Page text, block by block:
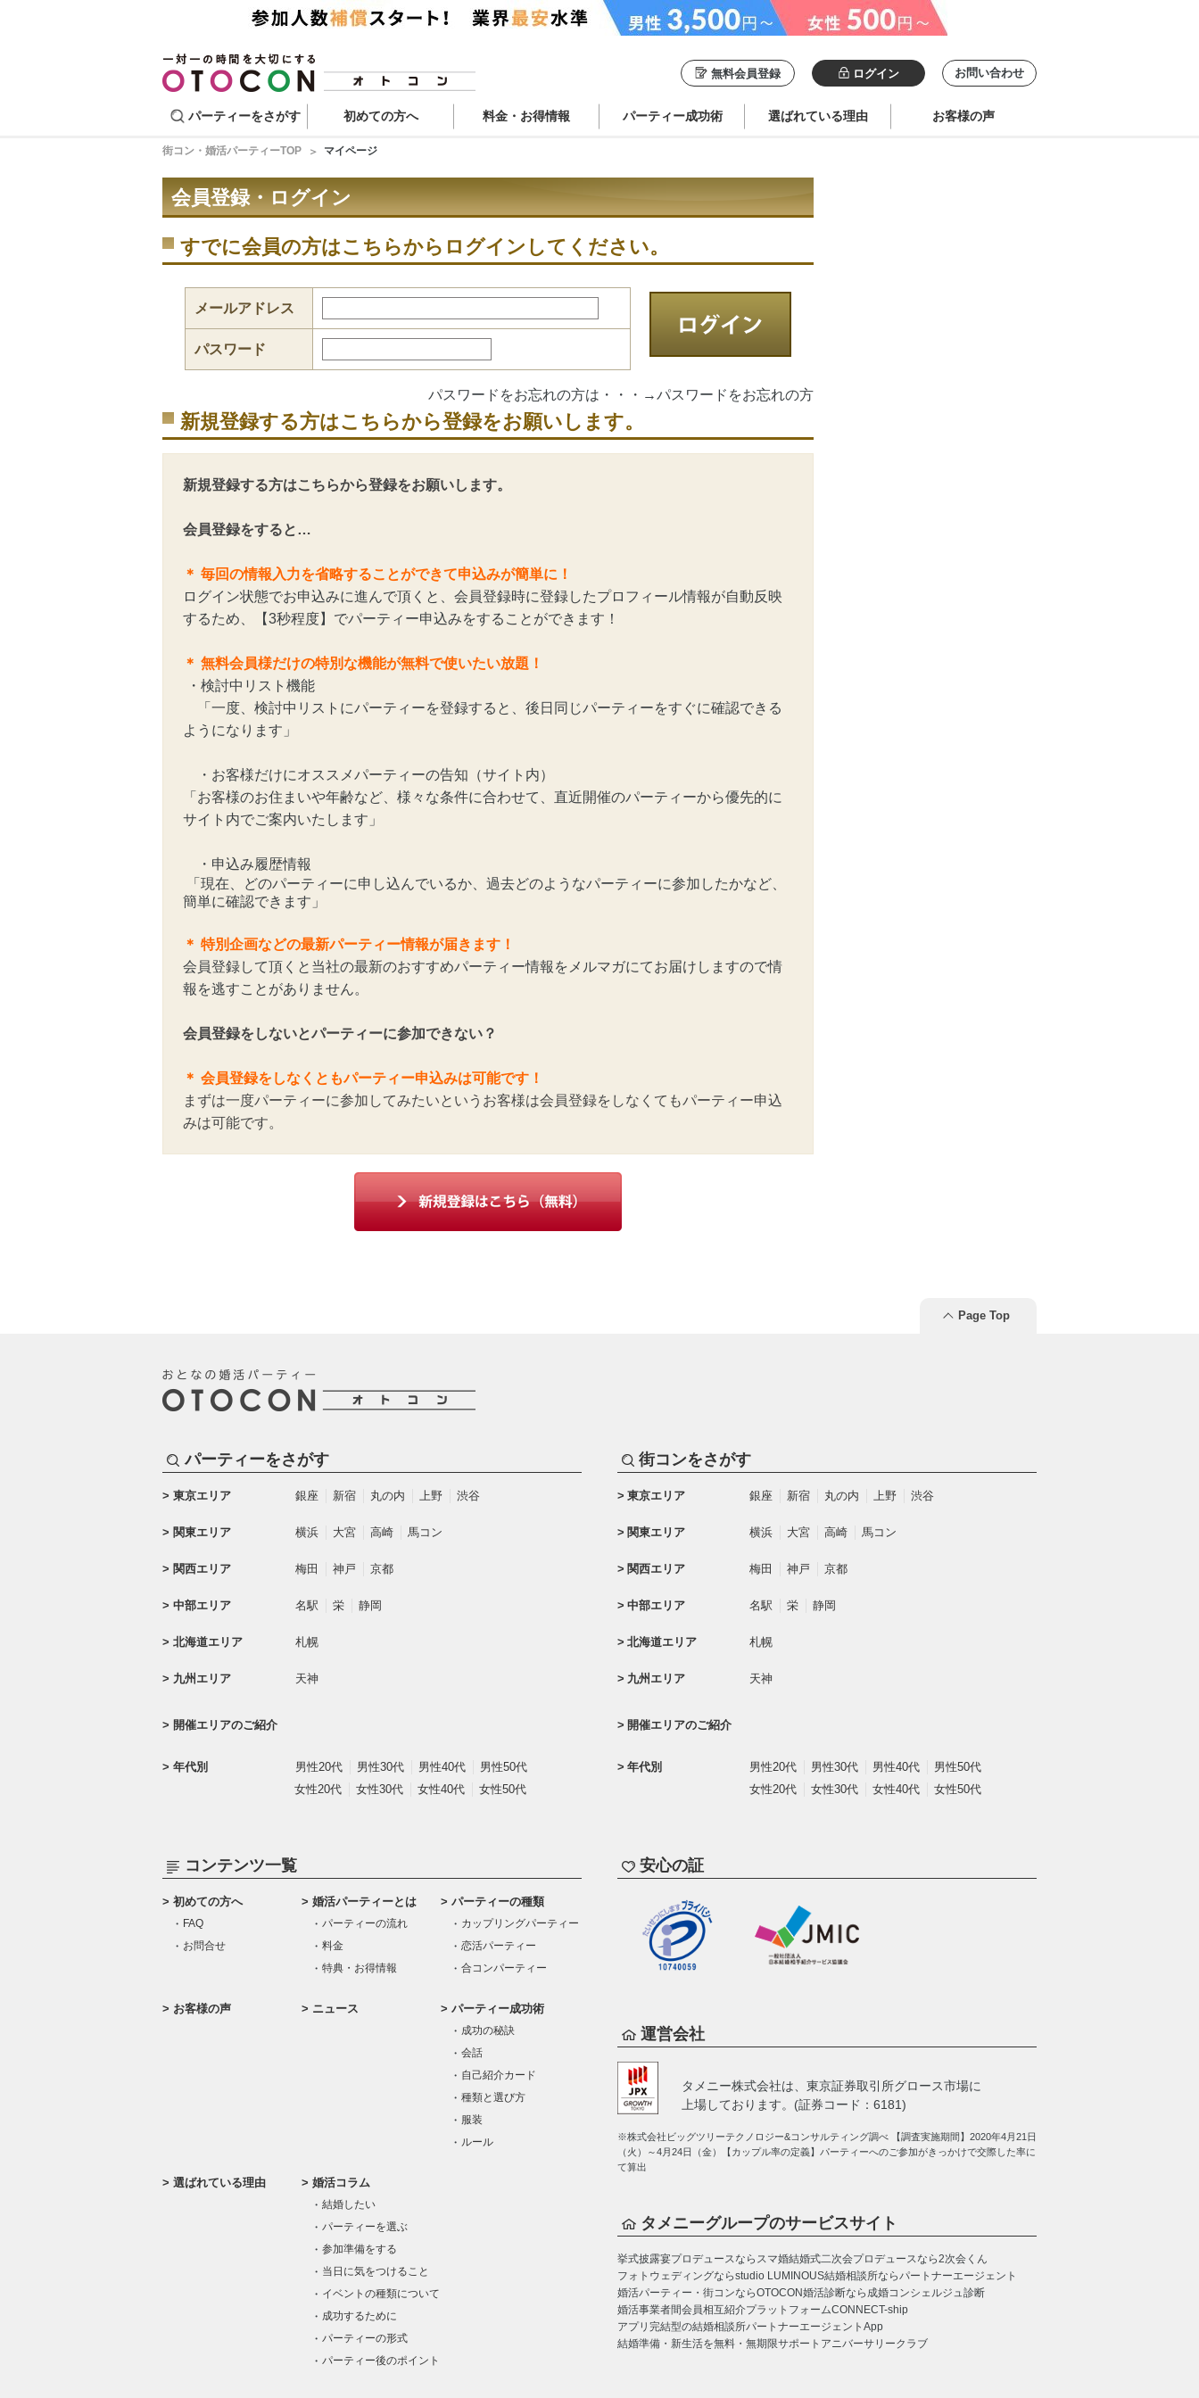
無料会員登録 ログイン お問い合わせ
パーティーをさがす 初めての方へ 料金・お得情報 パーティー成功術 選ばれている理由 お客様の声
街コン・婚活パーティーTOP マイページ
会員登録・ログイン
すでに会員の方はこちらからログインしてください。
メールアドレス
パスワード
パスワードをお忘れの方は・・・→パスワードをお忘れの方
新規登録する方はこちらから登録をお願いします。
新規登録する方はこちらから登録をお願いします。
会員登録をすると…
＊ 毎回の情報入力を省略することができて申込みが簡単に！
ログイン状態でお申込みに進んで頂くと、会員登録時に登録したプロフィール情報が自動反映
するため、【3秒程度】でパーティー申込みをすることができます！
＊ 無料会員様だけの特別な機能が無料で使いたい放題！
・検討中リスト機能
「一度、検討中リストにパーティーを登録すると、後日同じパーティーをすぐに確認できる
ようになります」
・お客様だけにオススメパーティーの告知（サイト内）
「お客様のお住まいや年齢など、様々な条件に合わせて、直近開催のパーティーから優先的に
サイト内でご案内いたします」
・申込み履歴情報
「現在、どのパーティーに申し込んでいるか、過去どのようなパーティーに参加したかなど、
簡単に確認できます」
＊ 特別企画などの最新パーティー情報が届きます！
会員登録して頂くと当社の最新のおすすめパーティー情報をメルマガにてお届けしますので情
報を逃すことがありません。
会員登録をしないとパーティーに参加できない？
＊ 会員登録をしなくともパーティー申込みは可能です！
まずは一度パーティーに参加してみたいというお客様は会員登録をしなくてもパーティー申込
みは可能です。
Page Top
パーティーをさがす
東京エリア 銀座 新宿 丸の内 上野 渋谷
関東エリア 横浜 大宮 高崎 馬コン
関西エリア 梅田 神戸 京都
中部エリア 名駅 栄 静岡
北海道エリア 札幌
九州エリア 天神
開催エリアのご紹介
年代別 男性20代 男性30代 男性40代
男性50代
女性20代
女性30代 女性40代 女性50代
街コンをさがす
東京エリア 銀座 新宿 丸の内 上野 渋谷
関東エリア 横浜 大宮 高崎 馬コン
関西エリア 梅田 神戸 京都
中部エリア 名駅 栄 静岡
北海道エリア 札幌
九州エリア 天神
開催エリアのご紹介
年代別 男性20代 男性30代 男性40代
男性50代
女性20代
女性30代 女性40代 女性50代
コンテンツ一覧
初めての方へ
FAQ
お問合せ
婚活パーティーとは
パーティーの流れ
料金
特典・お得情報
パーティーの種類
カップリングパーティー
恋活パーティー
合コンパーティー
お客様の声 ニュース パーティー成功術
成功の秘訣
会話
自己紹介カード
種類と選び方
服装
ルール
選ばれている理由 婚活コラム
結婚したい
パーティーを選ぶ
参加準備をする
当日に気をつけること
イベントの種類について
成功するために
パーティーの形式
パーティー後のポイント
安心の証
運営会社
タメニー株式会社は、 東京証券取引所グロース市場に
上場しております。(証券コード：6181)
※株式会社ビッグツリーテクノロジー&コンサルティング調べ 【調査実施期間】2020年4月21日
（火）～4月24日（金）【カップル率の定義】パーティーへのご参加がきっかけで交際した率に
て算出
タメニーグループのサービスサイト
挙式披露宴プロデュースならスマ婚結婚式二次会プロデュースなら2次会くん
フォトウェディングならstudio LUMINOUS結婚相談所ならパートナーエージェント
婚活パーティー・街コンならOTOCON婚活診断なら成婚コンシェルジュ診断
婚活事業者間会員相互紹介プラットフォームCONNECT-ship
アプリ完結型の結婚相談所パートナーエージェントApp
結婚準備・新生活を無料・無期限サポートアニバーサリークラブ